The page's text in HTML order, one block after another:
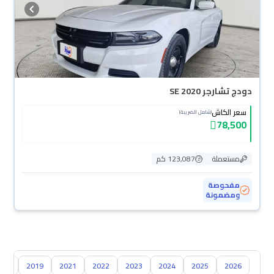
دودج تشارجر SE 2020
سعر الكاش(شامل الضريبة)
78,500
مستعملة
123,087 كم
مفحوصة
ومضمونة
2026
2025
2024
2023
2022
2021
2019